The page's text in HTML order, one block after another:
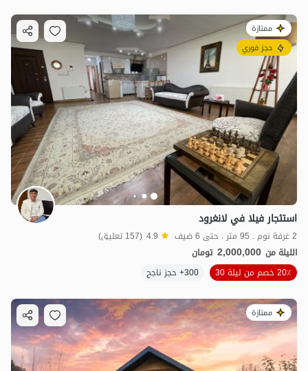
ممتازة
حجز فوري
استئجار فيلا في لانغرود
2 غرفة نوم . 95 متر . حتى 6 ضيف 4.9 (157 تعليق)
الليلة من 2,000,000 تومان
20٪ خصم من ليلة 30
300+ حجز ناجح
ممتازة